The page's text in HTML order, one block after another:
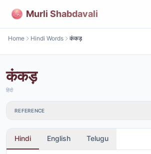
Murli Shabdavali
Home Hindi Words कंकड़
कंकड़
हिंदी
REFERENCE
Hindi English Telugu